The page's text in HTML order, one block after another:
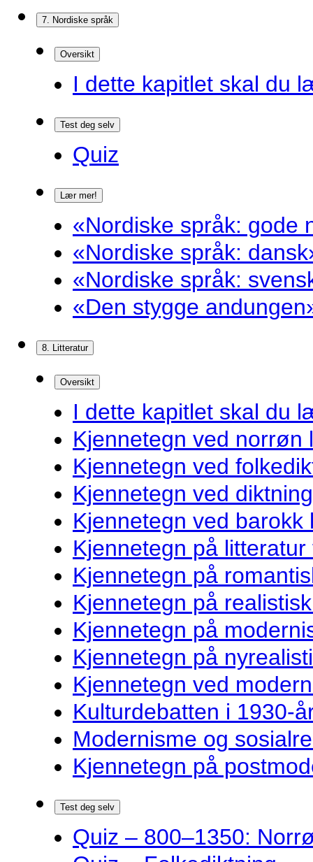
7. Nordiske språk
Oversikt
I dette kapitlet skal du
Test deg selv
Quiz
Lær mer!
«Nordiske språk: gode
«Nordiske språk:
«Nordiske språk:
«Den stygge
8. Litteratur
Oversikt
I dette kapitlet skal du
Kjennetegn ved norrøn
Kjennetegn ved
Kjennetegn ved
Kjennetegn ved barokk
Kjennetegn på
Kjennetegn på
Kjennetegn på
Kjennetegn på
Kjennetegn på
Kjennetegn ved
Kulturdebatten i 1930-
Modernisme og
Kjennetegn på
Test deg selv
Quiz – 800–1350: